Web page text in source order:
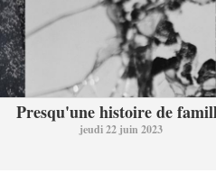
Presqu'une histoire de
jeudi 22 juin 2023